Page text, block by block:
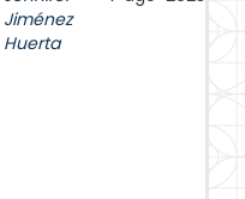
Jiménez
Huerta